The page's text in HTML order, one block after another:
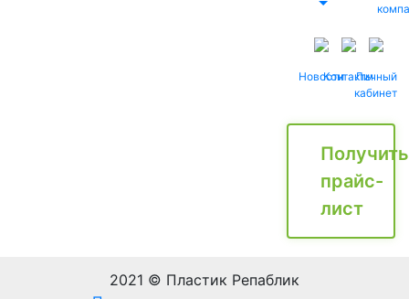
НовостиКонтактыЛичный
кабинет
Получить
прайс-
лист
2021 © Пластик Репаблик